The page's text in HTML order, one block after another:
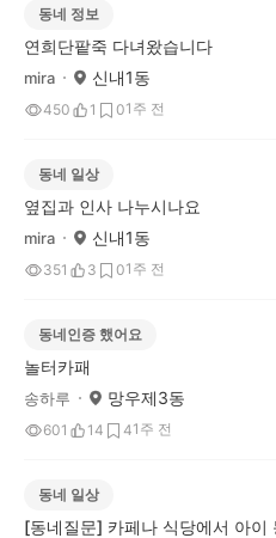
동네 정보
연희단팥죽 다녀왔습니다
mira 신내1동
450 1 01주 전
동네 일상
옆집과 인사 나누시나요
mira 신내1동
351 3 01주 전
동네인증 했어요
놀터카패
송하루 망우제3동
601 14 41주 전
동네 일상